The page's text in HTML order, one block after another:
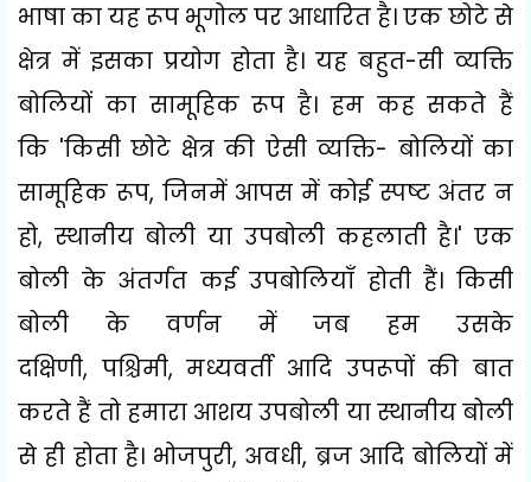
भाषा का यह रूप भूगोल पर आधारित है। एक छोटे से
क्षेत्र में इसका प्रयोग होता है। यह बहुत-सी व्यक्ति
बोलियों का सामूहिक रूप है। हम कह सकते हैं
कि 'किसी छोटे क्षेत्र की ऐसी व्यक्ति- बोलियों का
सामूहिक रूप, जिनमें आपस में कोई स्पष्ट अंतर न
हो, स्थानीय बोली या उपबोली कहलाती है।'एक
बोली के अंतर्गत कई उपबोलियाँ होती हैं। किसी
बोली के वर्णन में जब हम उसके
दक्षिणी, पश्चिमी,मध्यवर्ती आदि उपरूपों की बात
करते हैं तो हमारा आशय उपबोली या स्थानीय बोली
से ही होता है। भोजपुरी, अवधी, ब्रज आदि बोलियों में